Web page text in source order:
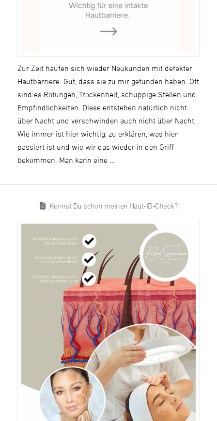
Zur Zeit häufen sich wieder Neukunden mit defekter
Hautbarriere. Gut, dass sie zu mir gefunden haben. Oft
sind es Rötungen, Trockenheit, schuppige Stellen und
Empfindlichkeiten. Diese entstehen natürlich nicht
über Nacht und verschwinden auch nicht über Nacht.
Wie immer ist hier wichtig, zu erklären, was hier
passiert ist und wie wir das wieder in den Griff
bekommen. Man kann eine …
Kennst Du schon meinen Haut-ID-Check?